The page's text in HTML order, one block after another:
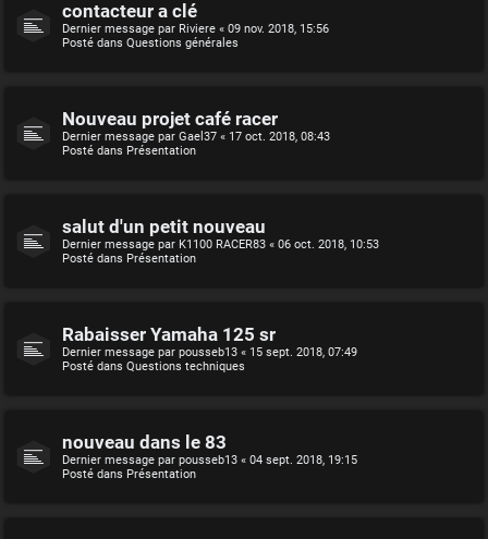
contacteur a clé
Dernier message par Riviere « 09 nov. 2018, 15:56
Posté dans Questions générales
Nouveau projet café racer
Dernier message par Gael37 « 17 oct. 2018, 08:43
Posté dans Présentation
salut d'un petit nouveau
Dernier message par K1100 RACER83 « 06 oct. 2018, 10:53
Posté dans Présentation
Rabaisser Yamaha 125 sr
Dernier message par pousseb13 « 15 sept. 2018, 07:49
Posté dans Questions techniques
nouveau dans le 83
Dernier message par pousseb13 « 04 sept. 2018, 19:15
Posté dans Présentation